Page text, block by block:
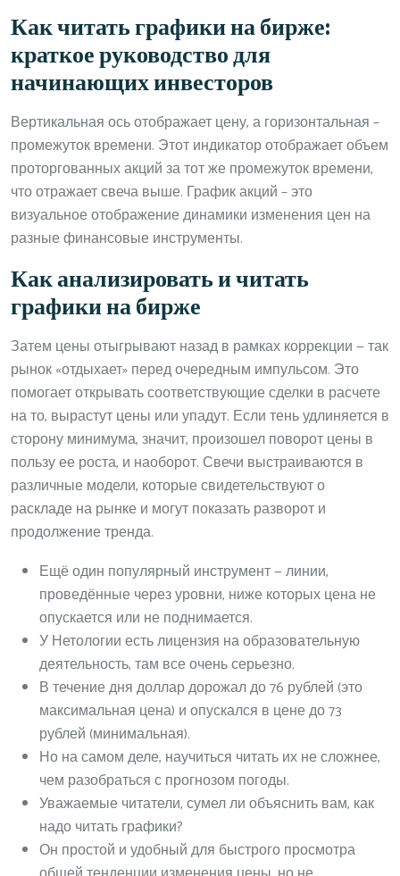
Как читать графики на бирже:
краткое руководство для
начинающих инвесторов
Вертикальная ось отображает цену, а горизонтальная –
промежуток времени. Этот индикатор отображает объем
проторгованных акций за тот же промежуток времени,
что отражает свеча выше. График акций – это
визуальное отображение динамики изменения цен на
разные финансовые инструменты.
Как анализировать и читать
графики на бирже
Затем цены отыгрывают назад в рамках коррекции — так
рынок «отдыхает» перед очередным импульсом. Это
помогает открывать соответствующие сделки в расчете
на то, вырастут цены или упадут. Если тень удлиняется в
сторону минимума, значит, произошел поворот цены в
пользу ее роста, и наоборот. Свечи выстраиваются в
различные модели, которые свидетельствуют о
раскладе на рынке и могут показать разворот и
продолжение тренда.
Ещё один популярный инструмент — линии,
проведённые через уровни, ниже которых цена не
опускается или не поднимается.
У Нетологии есть лицензия на образовательную
деятельность, там все очень серьезно.
В течение дня доллар дорожал до 76 рублей (это
максимальная цена) и опускался в цене до 73
рублей (минимальная).
Но на самом деле, научиться читать их не сложнее,
чем разобраться с прогнозом погоды.
Уважаемые читатели, сумел ли объяснить вам, как
надо читать графики?
Он простой и удобный для быстрого просмотра